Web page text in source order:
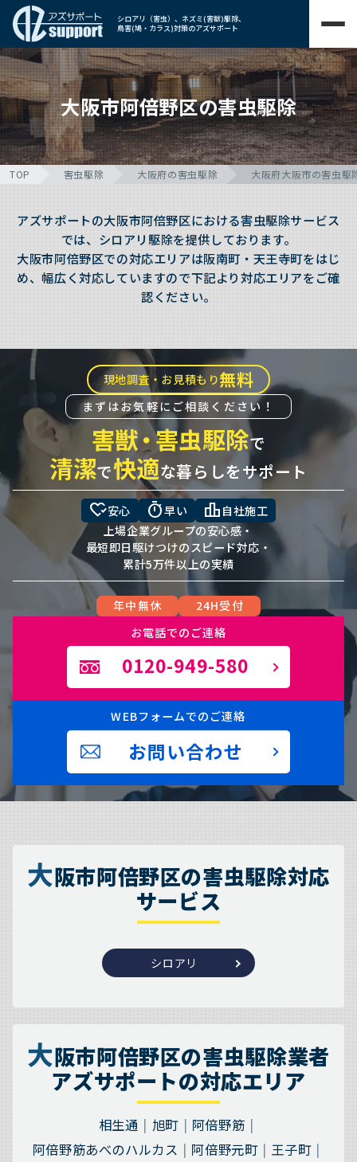
シロアリ（害虫）、ネズミ(害獣)駆除、
鳥害(鳩・カラス)対策のアズサポート
大阪市阿倍野区の害虫駆除
TOP 害虫駆除 大阪府の害虫駆除 大阪府大阪市の害虫駆
アズサポートの大阪市阿倍野区における害虫駆除サービス
では、シロアリ駆除を提供しております。
大阪市阿倍野区での対応エリアは阪南町・天王寺町をはじ
め、幅広く対応していますので下記より対応エリアをご確
認ください。
現地調査・お見積もり無料
まずはお気軽にご相談ください！
害獣・害虫駆除で
清潔で快適な暮らしをサポート
heart_check安心 timer早い leaderboard 自社施工
上場企業グループの安心感・
最短即日駆けつけのスピード対応・
累計5万件以上の実績
年中無休
24H受付
お電話でのご連絡
0120-949-580
WEBフォームでのご連絡
お問い合わせ
大阪市阿倍野区の害虫駆除対応
サービス
シロアリ
大阪市阿倍野区の害虫駆除業者
アズサポートの対応エリア
相生通 旭町
阿倍野筋
阿倍野筋あべのハルカス
阿倍野元町
王子町